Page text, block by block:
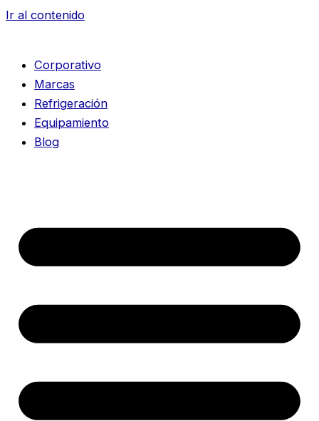
Ir al contenido
Corporativo
Marcas
Refrigeración
Equipamiento
Blog